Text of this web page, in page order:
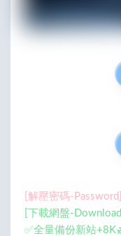
[解壓密碼-
[下載網盤-
✅全量備份新站